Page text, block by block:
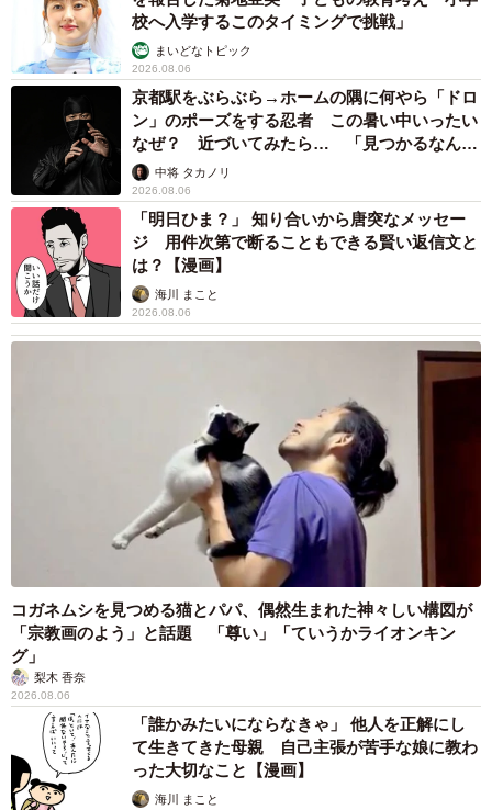
校へ入学するこのタイミングで挑戦」
まいどなトピック
2026.08.06
京都駅をぶらぶら→ホームの隅に何やら「ドロ
ン」のポーズをする忍者 この暑い中いったい
なぜ？ 近づいてみたら… 「見つかるなんて
未熟」中将 タカノリ
2026.08.06
「明日ひま？」 知り合いから唐突なメッセー
ジ 用件次第で断ることもできる賢い返信文と
は？【漫画】
海川 まこと
2026.08.06
コガネムシを見つめる猫とパパ、偶然生まれた神々しい構図が
「宗教画のよう」と話題 「尊い」「ていうかライオンキン
グ」
梨木 香奈
2026.08.06
「誰かみたいにならなきゃ」 他人を正解にし
て生きてきた母親 自己主張が苦手な娘に教わ
った大切なこと【漫画】
海川 まこと